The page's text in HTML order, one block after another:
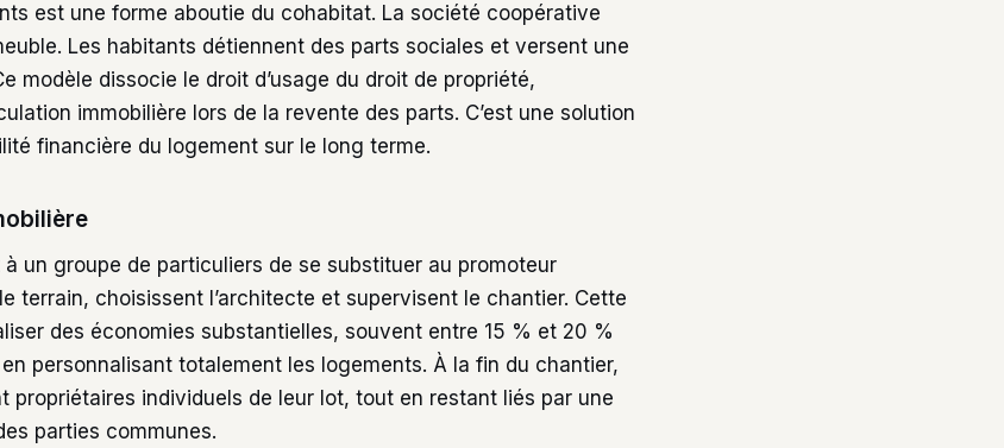
est une forme aboutie du cohabitat. La société coopérative
Les habitants détiennent des parts sociales et versent une
modèle dissocie le droit d’usage du droit de propriété,
immobilière lors de la revente des parts. C’est une solution
financière du logement sur le long terme.
à un groupe de particuliers de se substituer au promoteur
terrain, choisissent l’architecte et supervisent le chantier. Cette
des économies substantielles, souvent entre 15 % et 20 %
personnalisant totalement les logements. À la fin du chantier,
propriétaires individuels de leur lot, tout en restant liés par une
parties communes.